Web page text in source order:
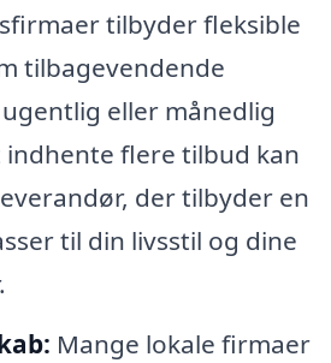
tilbyder fleksible
tilbagevendende
eller månedlig
indhente flere tilbud kan
der tilbyder en
til din livsstil og dine
Mange lokale firmaer